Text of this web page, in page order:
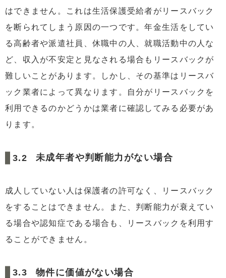
はできません。これは生活保護受給者がリースバック
を断られてしまう原因の一つです。年金生活をしてい
る高齢者や派遣社員、休職中の人、就職活動中の人な
ど、収入が不安定と見なされる場合もリースバックが
難しいことがあります。しかし、その基準はリースバ
ック業者によって異なります。自分がリースバックを
利用できるのかどうかは業者に確認してみる必要があ
ります。
未成年者や判断能力がない場合
成人していない人は保護者の許可なく、リースバック
をすることはできません。また、判断能力が衰えてい
る場合や認知症である場合も、リースバックを利用す
ることができません。
物件に価値がない場合